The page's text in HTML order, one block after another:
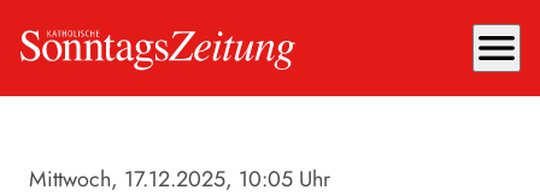
menu
Mittwoch, 17.12.2025, 10:05 Uhr